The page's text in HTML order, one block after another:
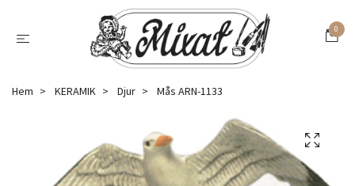
0
Hem KERAMIK Djur Mås ARN-1133